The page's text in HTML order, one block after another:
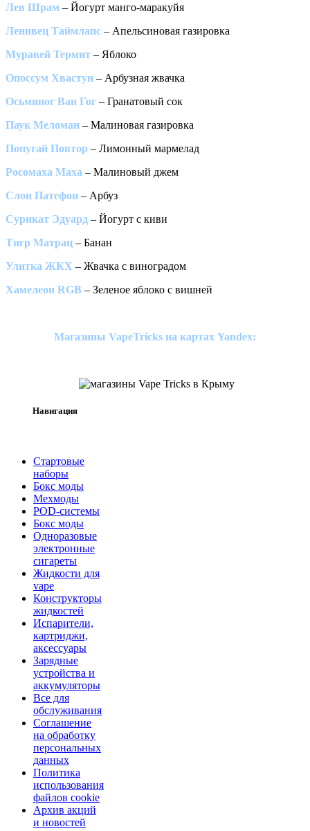
Лев Шрам – Йогурт манго-маракуйя
Ленивец Таймлапс – Апельсиновая газировка
Муравей Термит – Яблоко
Опоссум Хвастун – Арбузная жвачка
Осьминог Ван Гог – Гранатовый сок
Паук Меломан – Малиновая газировка
Попугай Повтор – Лимонный мармелад
Росомаха Маха – Малиновый джем
Слон Патефон – Арбуз
Сурикат Эдуард – Йогурт с киви
Тигр Матрац – Банан
Улитка ЖКХ – Жвачка с виноградом
Хамелеон RGB – Зеленое яблоко с вишней
Магазины VapeTricks на картах Yandex:
Навигация
Стартовые
наборы
Бокс моды
Мехмоды
POD-системы
Бокс моды
Одноразовые
электронные
сигареты
Жидкости для
vape
Конструкторы
жидкостей
Испарители,
картриджи,
аксессуары
Зарядные
устройства и
аккумуляторы
Все для
обслуживания
Соглашение
на обработку
персональных
данных
Политика
использования
файлов cookie
Архив акций
и новостей